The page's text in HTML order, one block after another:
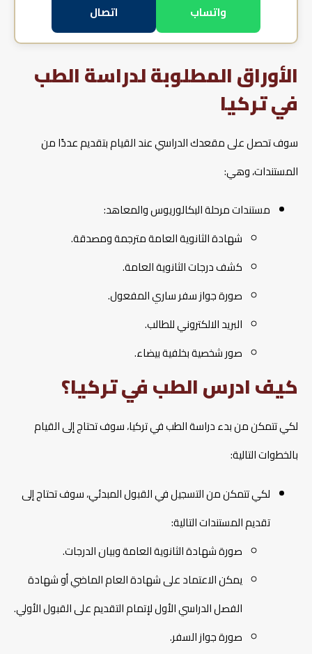
واتساب اتصال
الأوراق المطلوبة لدراسة الطب
في تركيا
سوف تحصل على مقعدك الدراسي عند القيام بتقديم عددًا من
المستندات، وهي:
مستندات مرحلة البكالوريوس والمعاهد:
شهادة الثانوية العامة مترجمة ومصدقة.
كشف درجات الثانوية العامة.
صورة جواز سفر ساري المفعول.
البريد الالكتروني للطالب.
صور شخصية بخلفية بيضاء.
كيف ادرس الطب في تركيا؟
لكي تتمكن من بدء دراسة الطب في تركيا، سوف تحتاج إلى القيام
بالخطوات التالية:
لكي تتمكن من التسجيل في القبول المبدئي، سوف تحتاج إلى
تقديم المستندات التالية:
صورة شهادة الثانوية العامة وبيان الدرجات.
يمكن الاعتماد على شهادة العام الماضي أو شهادة
الفصل الدراسي الأول لإتمام التقديم على القبول الأولي.
صورة جواز السفر.